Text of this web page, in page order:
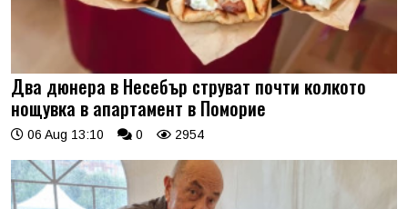
Два дюнера в Несебър струват почти колкото
нощувка в апартамент в Поморие
06 Aug 13:10 0 2954